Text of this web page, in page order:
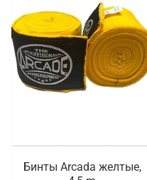
Бинты Arcada желтые,